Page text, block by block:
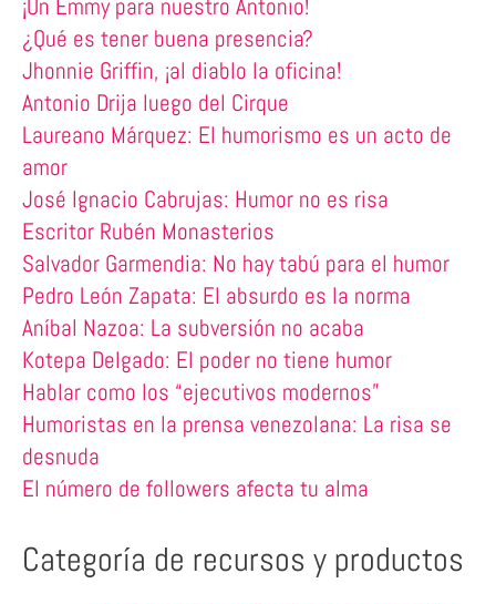
¿Qué es tener buena presencia?
Jhonnie Griffin, ¡al diablo la oficina!
Antonio Drija luego del Cirque
Laureano Márquez: El humorismo es un acto de
amor
José Ignacio Cabrujas: Humor no es risa
Escritor Rubén Monasterios
Salvador Garmendia: No hay tabú para el humor
Pedro León Zapata: El absurdo es la norma
Aníbal Nazoa: La subversión no acaba
Kotepa Delgado: El poder no tiene humor
Hablar como los “ejecutivos modernos”
Humoristas en la prensa venezolana: La risa se
desnuda
El número de followers afecta tu alma
Categoría de recursos y productos